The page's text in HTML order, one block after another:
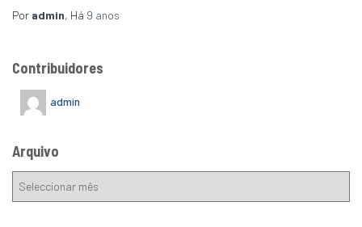
Por admin, Há 9 anos
Contribuidores
admin
Arquivo